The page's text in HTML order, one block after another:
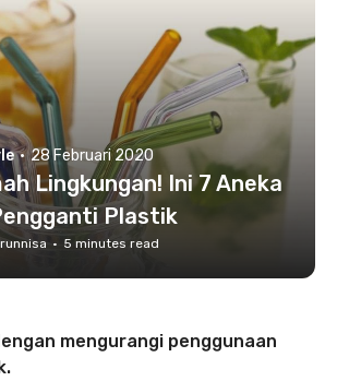
· 28 Februari 2020
Lingkungan! Ini 7 Aneka
Plastik
· 5 minutes read
mengurangi penggunaan